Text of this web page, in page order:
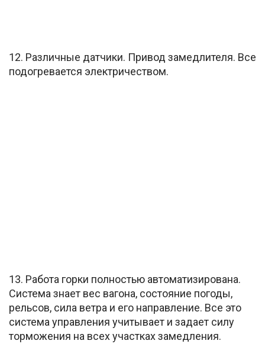
12. Различные датчики. Привод замедлителя. Все
подогревается электричеством.
13. Работа горки полностью автоматизирована.
Система знает вес вагона, состояние погоды,
рельсов, сила ветра и его направление. Все это
система управления учитывает и задает силу
торможения на всех участках замедления.